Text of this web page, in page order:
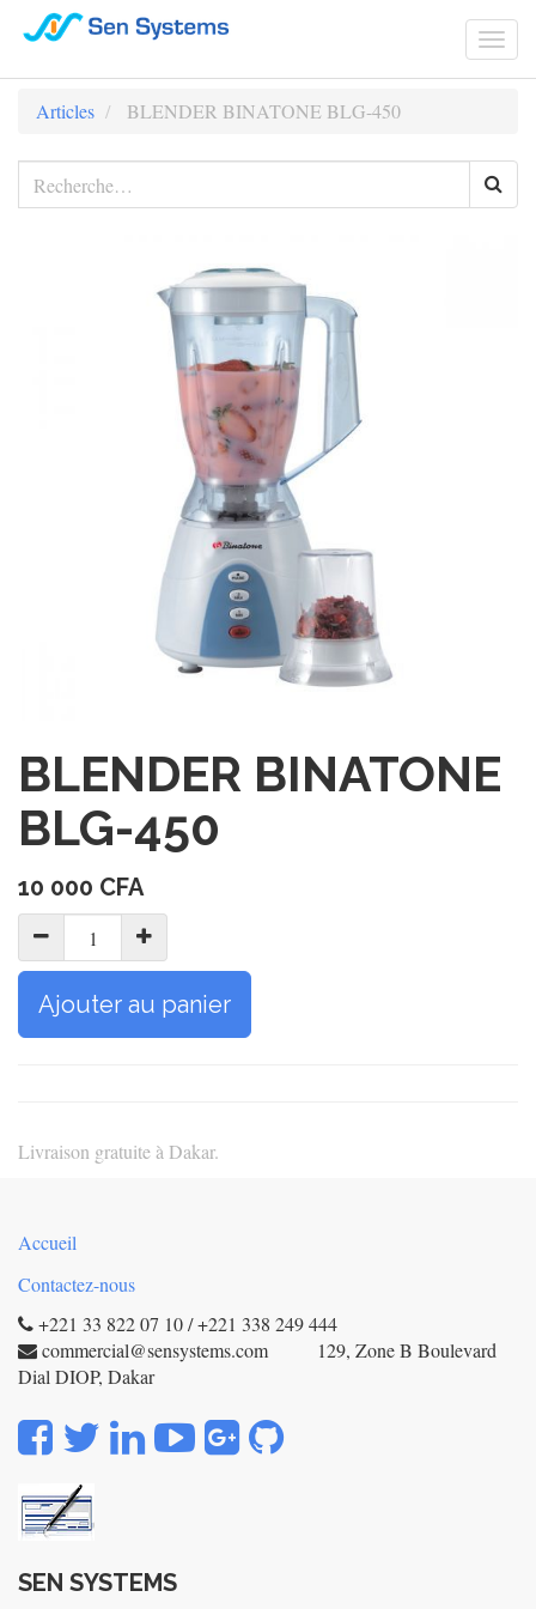
Articles BLENDER BINATONE BLG-450
BLENDER BINATONE
BLG-450
10 000 CFA
Ajouter au panier
Livraison gratuite à Dakar.
Accueil
Contactez-nous
+221 33 822 07 10 / +221 338 249 444
commercial@sensystems.com 129, Zone B Boulevard
Dial DIOP, Dakar
SEN SYSTEMS